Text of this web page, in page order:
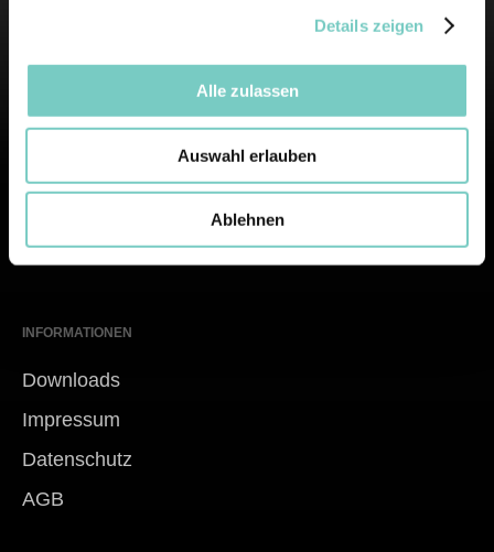
Details zeigen
Alle zulassen
Auswahl erlauben
Ablehnen
Berufsbekleidung seit 1952.
Wir gehören zu den etablierten Anbietern von
Berufsmode in Europa.
INFORMATIONEN
Downloads
Impressum
Datenschutz
AGB